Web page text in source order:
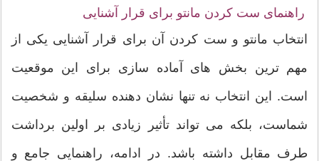
راهنمای ست کردن مانتو برای قرار آشنایی
انتخاب مانتو و ست کردن آن برای قرار آشنایی یکی از
مهم ترین بخش های آماده سازی برای این موقعیت
است. این انتخاب نه تنها نشان دهنده سلیقه و شخصیت
شماست، بلکه می تواند تأثیر زیادی بر اولین برداشت
طرف مقابل داشته باشد. در ادامه، راهنمایی جامع و